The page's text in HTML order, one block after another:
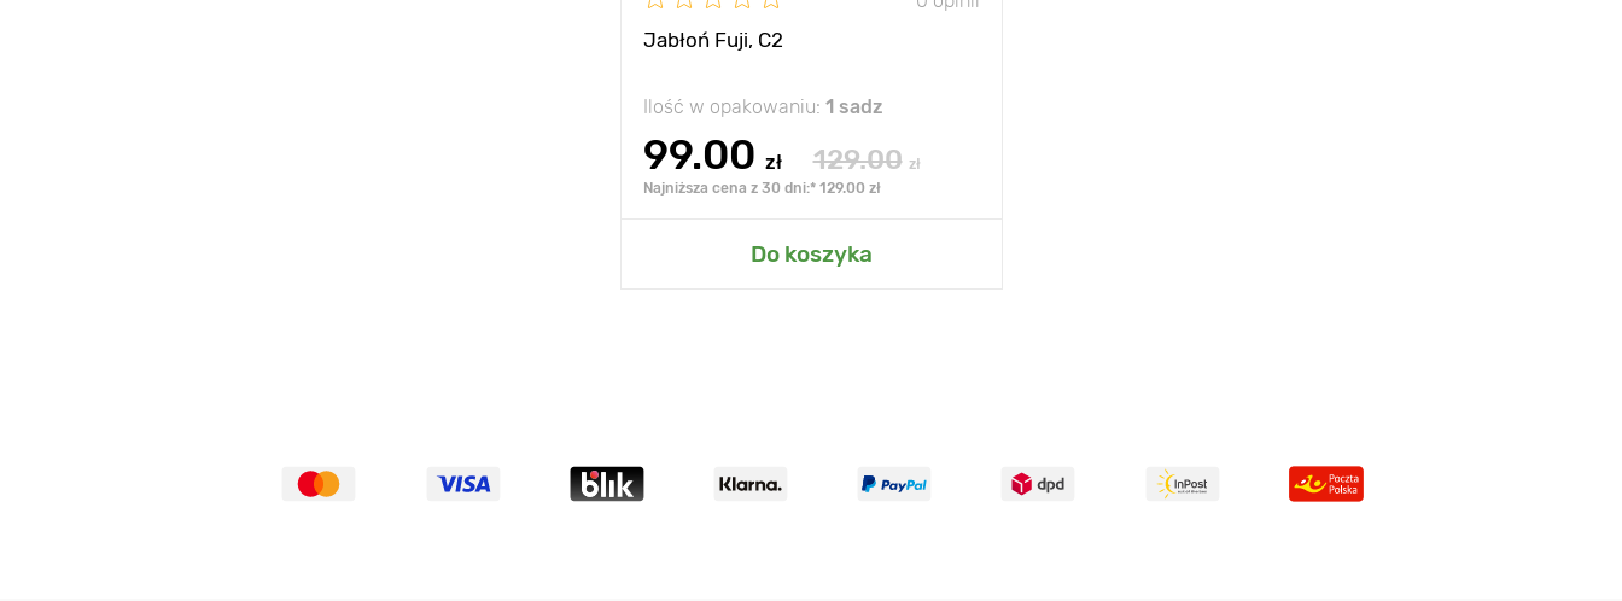
Jabłoń Fuji, С2
Ilość w opakowaniu: 1 sadz
99.00 zł 129.00 zł
Najniższa cena z 30 dni:* 129.00 zł
Do koszyka